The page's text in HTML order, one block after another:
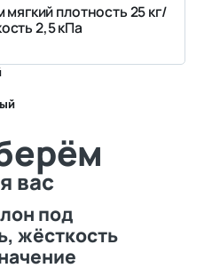
плотность 25 кг/
2,5 кПа
вас
под
жёсткость